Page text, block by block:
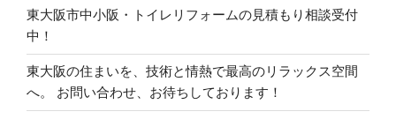
東大阪市中小阪・トイレリフォームの見積もり相談受付
中！
東大阪の住まいを、技術と情熱で最高のリラックス空間
へ。 お問い合わせ、お待ちしております！